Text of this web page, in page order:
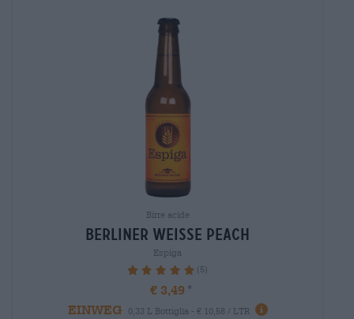
Birre acide
berliner weisse peach
Espiga
100% (5)
€ 3,49
EINWEG
0,33 L Bottiglia - € 10,58 / LTR